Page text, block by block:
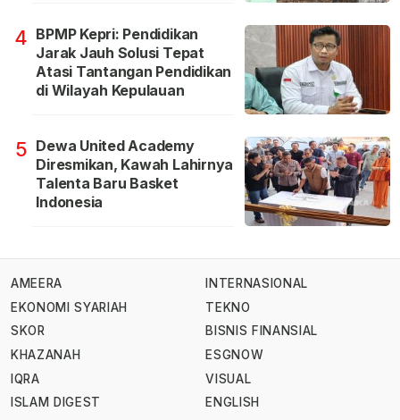
4 BPMP Kepri: Pendidikan
Jarak Jauh Solusi Tepat
Atasi Tantangan Pendidikan
di Wilayah Kepulauan
5 Dewa United Academy
Diresmikan, Kawah Lahirnya
Talenta Baru Basket
Indonesia
AMEERA
EKONOMI SYARIAH
SKOR
KHAZANAH
IQRA
ISLAM DIGEST
INTERNASIONAL
TEKNO
BISNIS FINANSIAL
ESGNOW
VISUAL
ENGLISH